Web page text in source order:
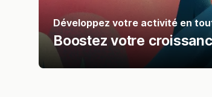
Développez votre activité en
Boostez votre